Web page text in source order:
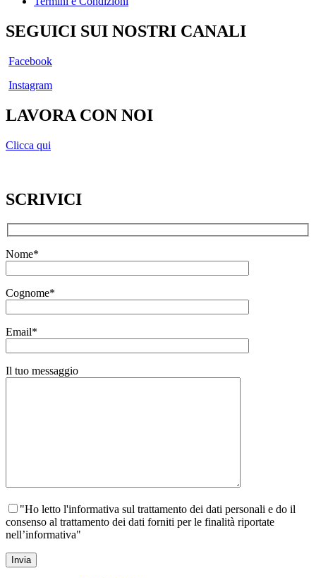
SEGUICI SUI NOSTRI CANALI
Facebook
Instagram
LAVORA CON NOI
Clicca qui
SCRIVICI
Nome*
Cognome*
Email*
Il tuo messaggio
"Ho letto l'informativa sul trattamento dei dati personali e do il
consenso al trattamento dei dati forniti per le finalità riportate
nell’informativa"